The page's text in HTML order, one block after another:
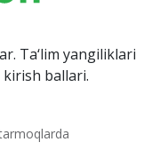
Ta‘lim yangiliklari
ballari.